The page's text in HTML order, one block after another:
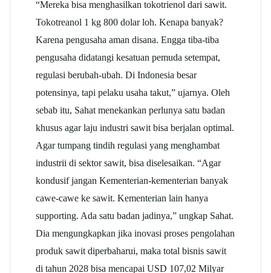
“Mereka bisa menghasilkan tokotrienol dari sawit.
Tokotreanol 1 kg 800 dolar loh. Kenapa banyak?
Karena pengusaha aman disana. Engga tiba-tiba
pengusaha didatangi kesatuan pemuda setempat,
regulasi berubah-ubah. Di Indonesia besar
potensinya, tapi pelaku usaha takut,” ujarnya. Oleh
sebab itu, Sahat menekankan perlunya satu badan
khusus agar laju industri sawit bisa berjalan optimal.
Agar tumpang tindih regulasi yang menghambat
industrii di sektor sawit, bisa diselesaikan. “Agar
kondusif jangan Kementerian-kementerian banyak
cawe-cawe ke sawit. Kementerian lain hanya
supporting. Ada satu badan jadinya,” ungkap Sahat.
Dia mengungkapkan jika inovasi proses pengolahan
produk sawit diperbaharui, maka total bisnis sawit
di tahun 2028 bisa mencapai USD 107,02 Milyar